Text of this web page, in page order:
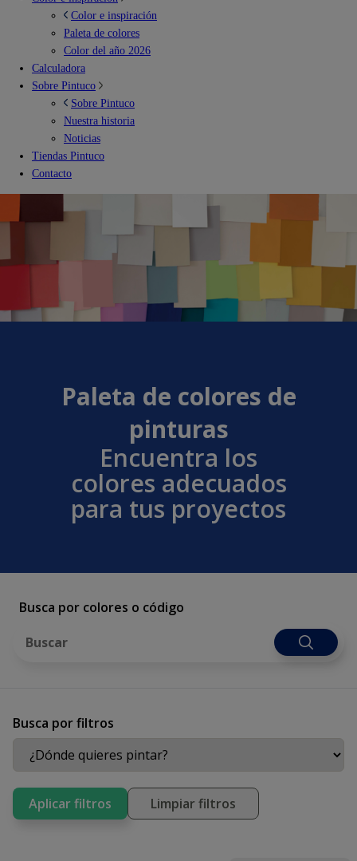
Color e inspiración
Paleta de colores
Color del año 2026
Calculadora
Sobre Pintuco
Sobre Pintuco
Nuestra historia
Noticias
Tiendas Pintuco
Contacto